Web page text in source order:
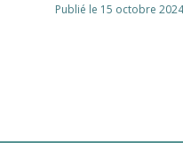
Publié le 15 octobre 2024